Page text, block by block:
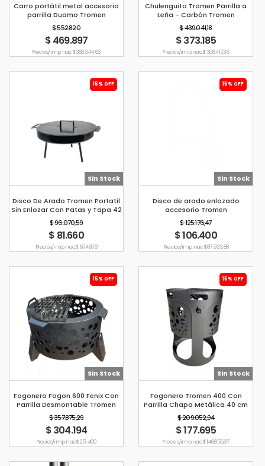
Carro portátil metal accesorio
parrilla Duomo Tromen
$ 552.820
$ 469.897
Precio s/imp. nac. $ 388.344,63
Chulenguito Tromen Parrilla a
Leña - Carbón Tromen
$ 439.041,18
$ 373.185
Precio s/imp. nac. $ 308.417,36
15% OFF
Sin Stock
Disco De Arado Tromen Portatil
Sin Enlozar Con Patas y Tapa 42
cm
$ 96.070,59
$ 81.660
Precio s/imp. nac. $ 67.487,6
15% OFF
Sin Stock
Disco de arado enlozado
accesorio Tromen
$ 125.176,47
$ 106.400
Precio s/imp. nac. $ 87.933,88
15% OFF
Sin Stock
Fogonero Fogon 600 Fenix Con
Parrilla Desmontable Tromen
$ 357.875,29
$ 304.194
Precio s/imp. nac. $ 251.400
15% OFF
Sin Stock
Fogonero Tromen 400 Con
Parrilla Chapa Metálica 40 cm
$ 209.052,94
$ 177.695
Precio s/imp. nac. $ 146.855,37